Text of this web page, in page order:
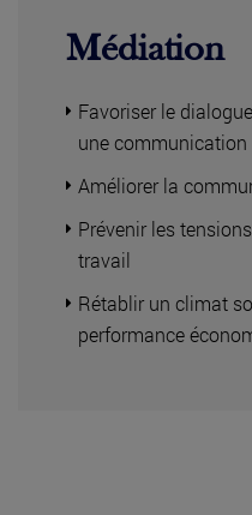
Médiation
Favoriser le
une
Améliorer la
Prévenir les
travail
Rétablir un climat
performance